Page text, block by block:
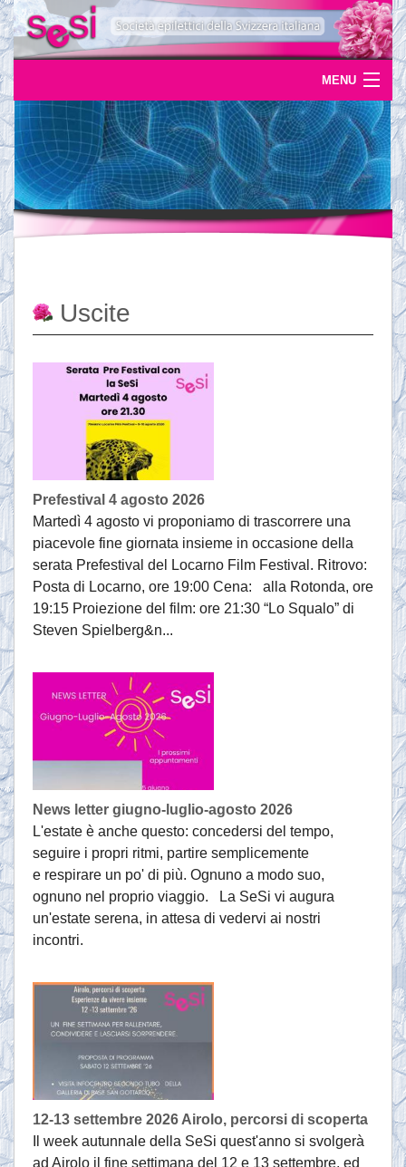
MENU
Home
Uscite
Eventi
News
Servizi
Documentazione
Ordinazioni
Uscite
Prefestival 4 agosto 2026
Martedì 4 agosto vi proponiamo di trascorrere una
piacevole fine giornata insieme in occasione della
serata Prefestival del Locarno Film Festival. Ritrovo:
Posta di Locarno, ore 19:00 Cena: alla Rotonda, ore
19:15 Proiezione del film: ore 21:30 “Lo Squalo” di
Steven Spielberg&n...
News letter giugno-luglio-agosto 2026
L'estate è anche questo: concedersi del tempo,
seguire i propri ritmi, partire semplicemente
e respirare un po' di più. Ognuno a modo suo,
ognuno nel proprio viaggio. La SeSi vi augura
un'estate serena, in attesa di vedervi ai nostri
incontri.
12-13 settembre 2026 Airolo, percorsi di scoperta
Il week autunnale della SeSi quest'anno si svolgerà
ad Airolo il fine settimana del 12 e 13 settembre, ed